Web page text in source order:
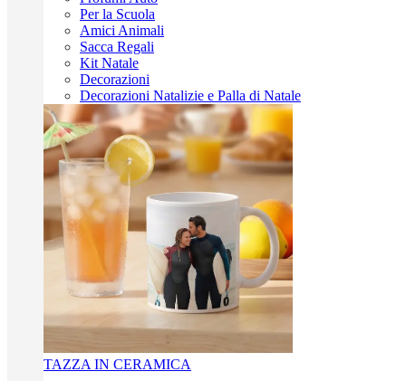
Per la Scuola
Amici Animali
Sacca Regali
Kit Natale
Decorazioni
Decorazioni Natalizie e Palla di Natale
TAZZA IN CERAMICA